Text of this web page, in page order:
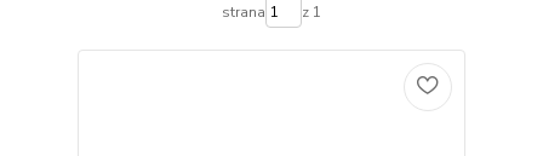
strana z 1